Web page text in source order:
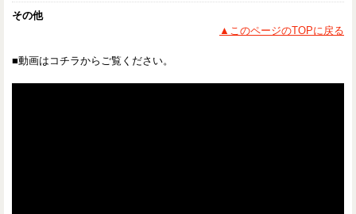
その他
▲このページのTOPに戻る
■動画はコチラからご覧ください。